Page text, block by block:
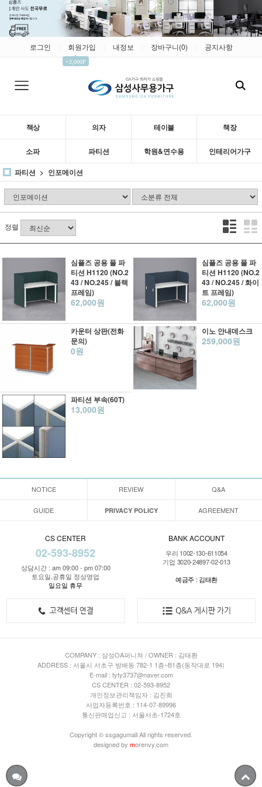
로그인 회원가입
▲
+2,000P
내정보 장바구니(0) 공지사항
책상 의자 테이블 책장
소파 파티션 학원&연수용
인테리어가구
파티션
인포메이션
정렬
심플즈 공용 풀 파
티션 H1120 (NO.2
43 / NO.245 / 블랙
프레임)
62,000원
심플즈 공용 풀 파
티션 H1120 (NO.2
43 / NO.245 / 화이
트 프레임)
62,000원
카운터 상판(전화
문의)
0원
이노 안내데스크
259,000원
파티션 부속(60T)
13,000원
NOTICE REVIEW Q&A
GUIDE PRIVACY POLICY AGREEMENT
CS CENTER
02-593-8952
상담시간 : am 09:00 - pm 07:00
토요일,공휴일 정상영업
일요일 휴무
BANK ACCOUNT
우리 1002-130-611054
기업 3020-24897-02-013
예금주 : 김태환
COMPANY : 삼성OA퍼니쳐 / OWNER : 김태환
ADDRESS : 서울시 서초구 방배동 782-1 1층~B1층(동작대로 194)
E-mail : tyty3737@naver.com
CS CENTER : 02-593-8952
개인정보관리책임자 : 김진희
사업자등록번호 : 114-07-89996
통신판매업신고 : 서울서초-1724호
Copyright © ssgagumall All rights reserved.
designed by morenvy.com